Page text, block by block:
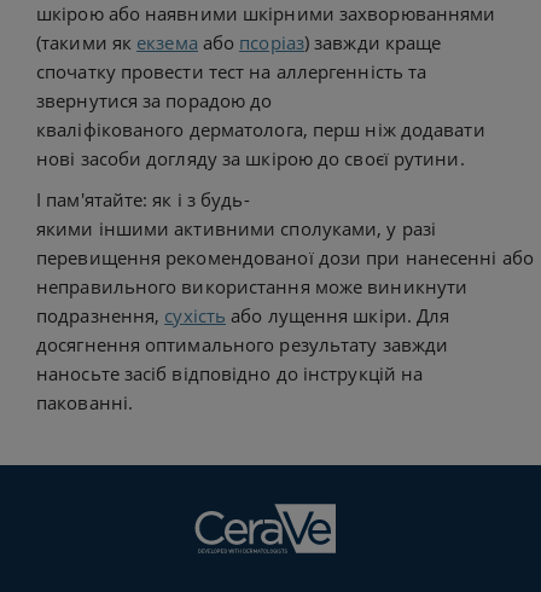
шкірою або наявними шкірними захворюваннями
(такими як екзема або псоріаз) завжди краще
спочатку провести тест на аллергенність та
звернутися за порадою до
кваліфікованого дерматолога, перш ніж додавати
нові засоби догляду за шкірою до своєї рутини.
І пам'ятайте: як і з будь-
якими іншими активними сполуками, у разі
перевищення рекомендованої дози при нанесенні або
неправильного використання може виникнути
подразнення, сухість або лущення шкіри. Для
досягнення оптимального результату завжди
наносьте засіб відповідно до інструкцій на
пакованні.